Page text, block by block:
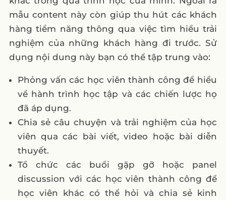
mẫu content này còn giúp thu hút các khách
hàng tiềm năng thông qua việc tìm hiểu trải
nghiệm của những khách hàng đi trước. Sử
dụng nội dung này bạn có thể tập trung vào:
Phỏng vấn các học viên thành công để hiểu
về hành trình học tập và các chiến lược họ
đã áp dụng.
Chia sẻ câu chuyện và trải nghiệm của học
viên qua các bài viết, video hoặc bài diễn
thuyết.
Tổ chức các buổi gặp gỡ hoặc panel
discussion với các học viên thành công để
học viên khác có thể hỏi và chia sẻ kinh